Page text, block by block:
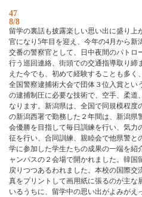
47
8/8
留学の裏話も披露楽しい思い出に盛り
官になり5年目を迎え、今年の4月から
交番の警察官として、日中夜間のパトロ
行う巡回連絡、街頭での交通指導取り締
えた今でも、初めて経験することも多く
全国警察逮捕術大会で団体３位入賞とい
の逮捕制圧に必要な技術で、空手、柔道
なります。新潟県は、全国で同規模程度
の新潟西署で勤務した２年間は、新潟県
会優勝を目指して毎日訓練を行い、気力
征を行い、合同訓練、親睦会で他県警と
学に参加した学生たちの成果の一端を
ャンパスの２会場で開かれました。韓
戻りつつあるわれました。本校の国際
真をプリントして画用紙に張るのが主な
いるうちに、留学中の思い出がよみがえ